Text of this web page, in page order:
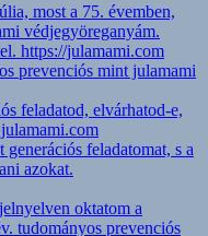
most a 75. évemben,
védjegyöreganyám.
https://julamami.com
prevenciós mint julamami
feladatod, elvárhatod-e,
generációs feladatomat, s a
azokat.
oktatom a
tudományos prevenciós